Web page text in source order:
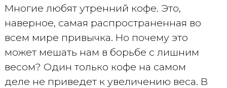
Многие любят утренний кофе. Это,
наверное, самая распространенная во
всем мире привычка. Но почему это
может мешать нам в борьбе с лишним
весом? Один только кофе на самом
деле не приведет к увеличению веса. В